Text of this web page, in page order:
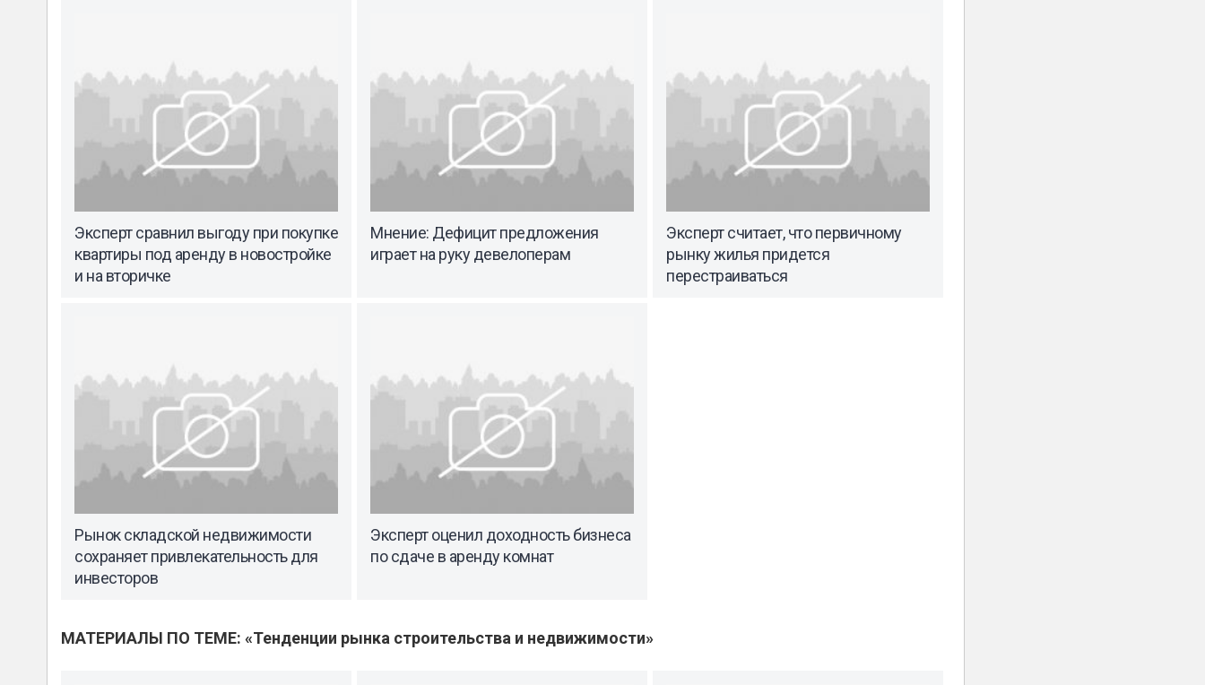
Эксперт сравнил выгоду при покупке
квартиры под аренду в новостройке
и на вторичке
Мнение: Дефицит предложения
играет на руку девелоперам
Эксперт считает, что первичному
рынку жилья придется
перестраиваться
Рынок складской недвижимости
сохраняет привлекательность для
инвесторов
Эксперт оценил доходность бизнеса
по сдаче в аренду комнат
МАТЕРИАЛЫ ПО ТЕМЕ: «Тенденции рынка строительства и недвижимости»